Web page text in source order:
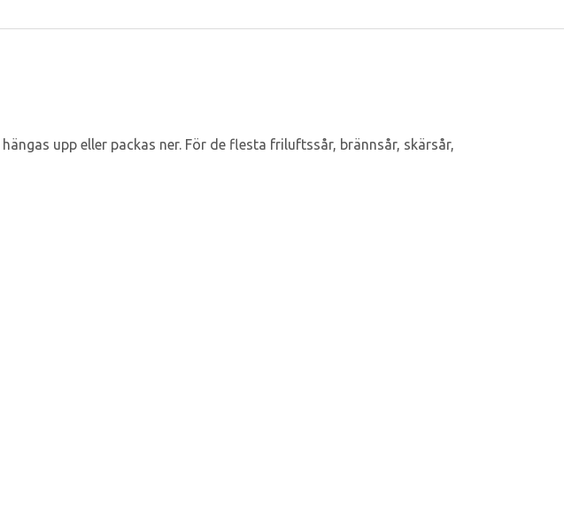
upp eller packas ner. För de flesta friluftssår, brännsår, skärsår,